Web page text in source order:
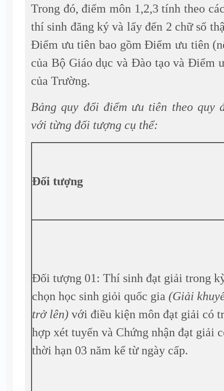
Trong đó, điểm môn 1,2,3 tính theo
thí sinh đăng ký và lấy đến 2 chữ số
Điểm ưu tiên bao gồm Điểm ưu tiên
của Bộ Giáo dục và Đào tạo và Điểm
của Trường.
Bảng quy đổi điểm ưu tiên theo quy
với từng đối tượng cụ thể:
Đối tượng
Đối tượng 01: Thí sinh đạt giải trong
chọn học sinh giỏi quốc gia (Giải
trở lên) với điều kiện môn đạt giải có
hợp xét tuyển và Chứng nhận đạt giải
thời hạn 03 năm kể từ ngày cấp.